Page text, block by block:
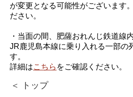
が変更となる可能性がございます
ださい。
・当面の間、肥薩おれんじ鉄道線
JR鹿児島本線に乗り入れる一部の
す。
詳細はこちら をご確認ください。
＜ トップ